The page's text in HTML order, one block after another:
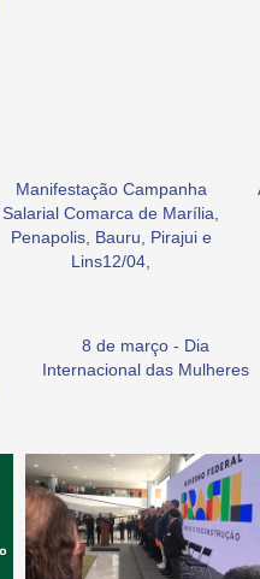
Manifestação Campanha
Salarial Comarca de Marília,
Penapolis, Bauru, Pirajui e
Lins12/04,
8 de março - Dia
Internacional das Mulheres